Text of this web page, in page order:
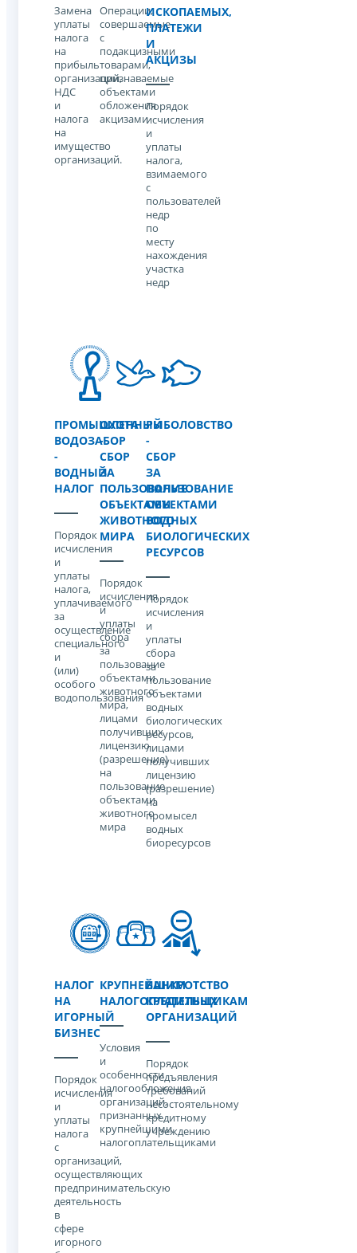
Замена
уплаты
налога
на
прибыль
организаций,
НДС
и
налога
на
имущество
организаций.
Операции,
совершаемые
с
подакцизными
товарами,
признаваемые
объектами
обложения
акцизами
ИСКОПАЕМЫХ,
ПЛАТЕЖИ
И
АКЦИЗЫ
Порядок
исчисления
и
уплаты
налога,
взимаемого
с
пользователей
недр
по
месту
нахождения
участка
недр
ПРОМЫШЛЕННЫЙ
ВОДОЗАБОР
-
ВОДНЫЙ
НАЛОГ
Порядок
исчисления
и
уплаты
налога,
уплачиваемого
за
осуществление
специального
и
(или)
особого
водопользования
ОХОТА
-
СБОР
ЗА
ПОЛЬЗОВАНИЕ
ОБЪЕКТАМИ
ЖИВОТНОГО
МИРА
Порядок
исчисления
и
уплаты
cбора
за
пользование
объектами
животного
мира,
лицами
получивших
лицензию
(разрешение)
на
пользование
объектами
животного
мира
РЫБОЛОВСТВО
-
СБОР
ЗА
ПОЛЬЗОВАНИЕ
ОБЪЕКТАМИ
ВОДНЫХ
БИОЛОГИЧЕСКИХ
РЕСУРСОВ
Порядок
исчисления
и
уплаты
cбора
за
пользование
объектами
водных
биологических
ресурсов,
лицами
получивших
лицензию
(разрешение)
на
промысел
водных
биоресурсов
НАЛОГ
НА
ИГОРНЫЙ
БИЗНЕС
Порядок
исчисления
и
уплаты
налога
с
организаций,
осуществляющих
предпринимательскую
деятельность
в
сфере
игорного
КРУПНЕЙШИМ
НАЛОГОПЛАТЕЛЬЩИКАМ
Условия
и
особенности
налогообложения
организаций,
признанных
крупнейшими
налогоплательщиками
БАНКРОТСТВО
КРЕДИТНЫХ
ОРГАНИЗАЦИЙ
Порядок
предъявления
требований
несостоятельному
кредитному
учреждению